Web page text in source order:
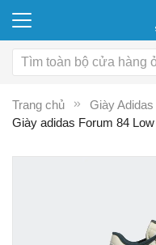
Trang chủ
Giày Adidas
Giày adidas Forum 84